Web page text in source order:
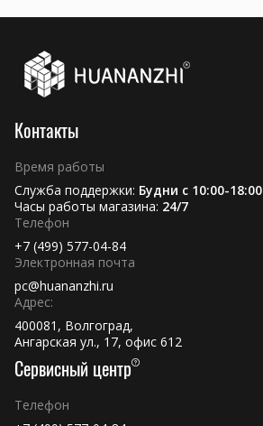
Контакты
Время работы
Служба поддержки: Будни с 10:00-18:00
Часы работы магазина: 24/7
Телефон
+7 (499) 577-04-84
Электронная почта
pc@huananzhi.ru
Адрес:
400081, Волгоград,
Ангарская ул., 17, офис 612
Сервисный центр
Телефон